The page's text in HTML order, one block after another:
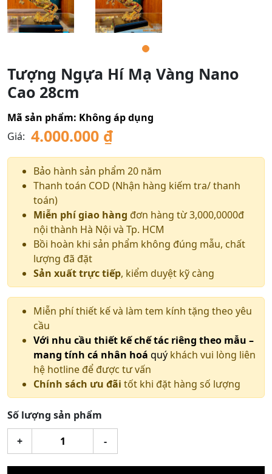
Tượng Ngựa Hí Mạ Vàng Nano
Cao 28cm
Mã sản phẩm: Không áp dụng
Giá: 4.000.000 ₫
Bảo hành sản phẩm 20 năm
Thanh toán COD (Nhận hàng kiếm tra/ thanh
toán)
Miễn phí giao hàng đơn hàng từ 3,000,0000đ
nội thành Hà Nội và Tp. HCM
Bồi hoàn khi sản phẩm không đúng mẫu, chất
lượng đã đặt
Sản xuất trực tiếp, kiểm duyệt kỹ càng
Miễn phí thiết kế và làm tem kính tặng theo yêu
cầu
Với nhu cầu thiết kế chế tác riêng theo mẫu –
mang tính cá nhân hoá quý khách vui lòng liên
hệ hotline để được tư vấn
Chính sách ưu đãi tốt khi đặt hàng số lượng
Số lượng sản phẩm
-
Tượng
Ngựa
Hí
+